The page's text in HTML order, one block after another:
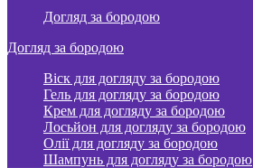
Догляд за бородою
Догляд за бородою
Віск для догляду за бородою
Гель для догляду за бородою
Крем для догляду за бородою
Лосьйон для догляду за бородою
Олії для догляду за бородою
Шампунь для догляду за бородою